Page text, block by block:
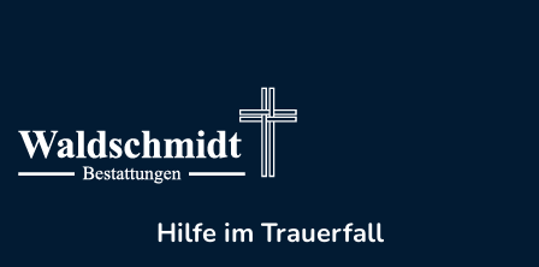
Hilfe im Trauerfall